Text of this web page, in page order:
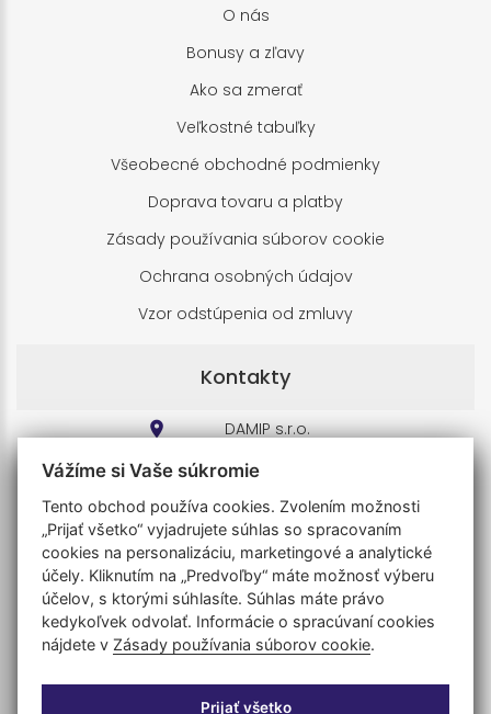
O nás
Bonusy a zľavy
Ako sa zmerať
Veľkostné tabuľky
Všeobecné obchodné podmienky
Doprava tovaru a platby
Zásady používania súborov cookie
Ochrana osobných údajov
Vzor odstúpenia od zmluvy
Kontakty
DAMIP s.r.o.
038 02 Horný Kalník
Slovenská republika
IČO: 44741553
DIČ: 2022815531
+421 908 393 647
damip@long.sk
Vážíme si Vaše súkromie
Tento obchod používa cookies. Zvolením možnosti
„Prijať všetko“ vyjadrujete súhlas so spracovaním
cookies na personalizáciu, marketingové a analytické
účely. Kliknutím na „Predvoľby“ máte možnosť výberu
účelov, s ktorými súhlasíte. Súhlas máte právo
kedykoľvek odvolať. Informácie o spracúvaní cookies
nájdete v Zásady používania súborov cookie.
Prijať všetko